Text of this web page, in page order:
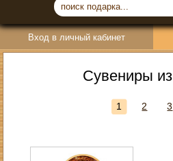
Вход в личный кабинет
Сувениры
1 2 3